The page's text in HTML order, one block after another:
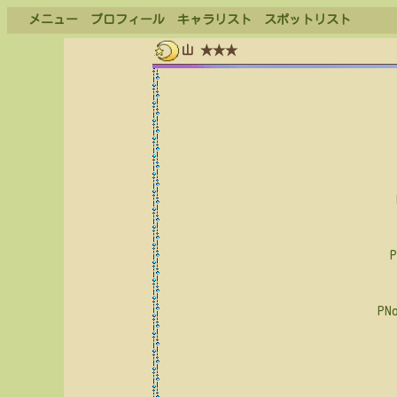
メニュー プロフィール キャラリスト スポットリスト
山 ★★★